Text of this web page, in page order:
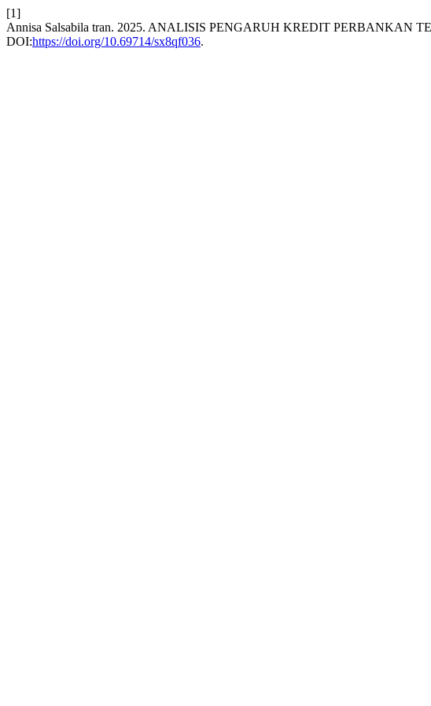
[1]
Annisa Salsabila tran. 2025. ANALISIS PENGARUH KREDIT PERBANKAN
DOI:https://doi.org/10.69714/sx8qf036.